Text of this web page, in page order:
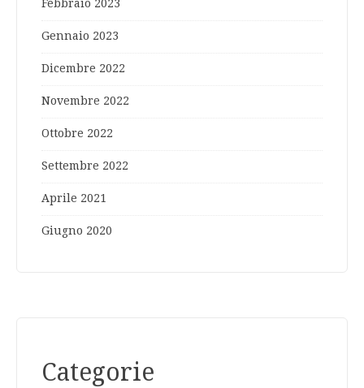
Febbraio 2023
Gennaio 2023
Dicembre 2022
Novembre 2022
Ottobre 2022
Settembre 2022
Aprile 2021
Giugno 2020
Categorie